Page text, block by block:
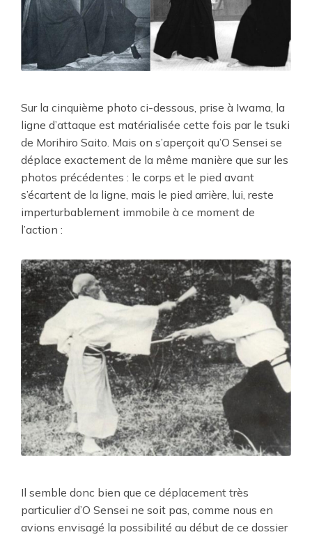
Sur la cinquième photo ci-dessous, prise à Iwama, la
ligne d’attaque est matérialisée cette fois par le tsuki
de Morihiro Saito. Mais on s’aperçoit qu’O Sensei se
déplace exactement de la même manière que sur les
photos précédentes : le corps et le pied avant
s’écartent de la ligne, mais le pied arrière, lui, reste
imperturbablement immobile à ce moment de
l’action :
Il semble donc bien que ce déplacement très
particulier d’O Sensei ne soit pas, comme nous en
avions envisagé la possibilité au début de ce dossier